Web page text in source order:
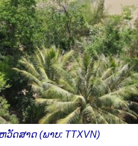
ວັດສາດ (ພາບ: TTXVN)